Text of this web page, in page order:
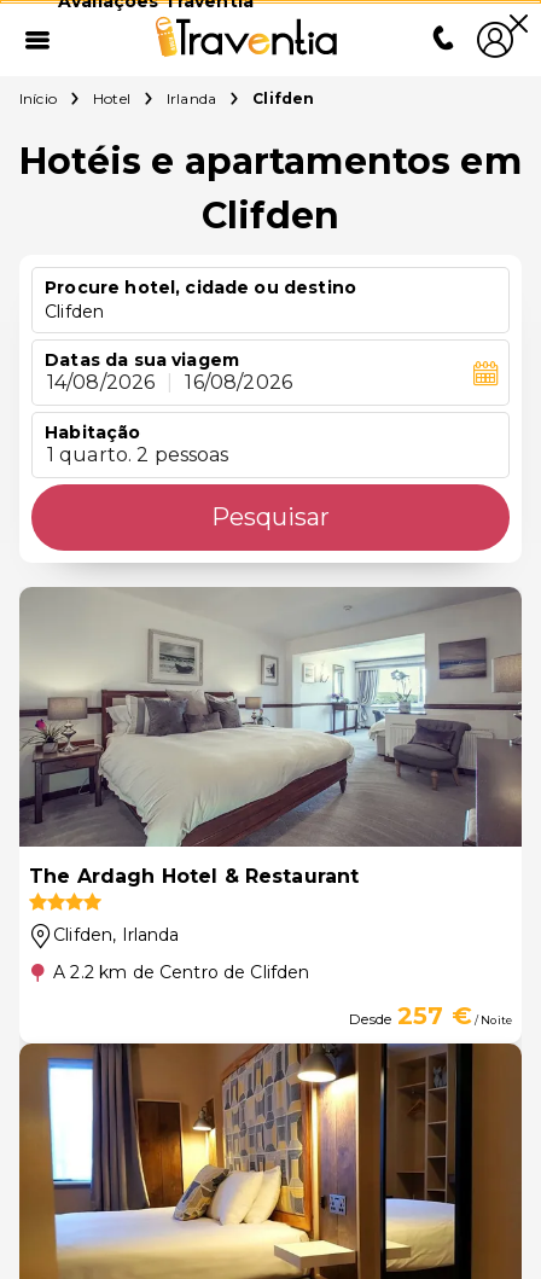
Início Hotel Irlanda Clifden
Hotéis e apartamentos em
Clifden
Procure hotel, cidade ou destino
Clifden
Datas da sua viagem
14/08/2026 16/08/2026
Habitação
1 quarto. 2 pessoas
Pesquisar
The Ardagh Hotel & Restaurant
Clifden, Irlanda
A 2.2 km de Centro de Clifden
Desde 257 €/ Noite